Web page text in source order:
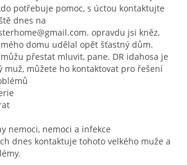
potřebuje pomoc, s úctou kontaktujte
dnes na
opravdu jsi kněz,
domu udělal opět šťastný dům.
přestat mluvit, pane. DR idahosa je
muž, můžete ho kontaktovat pro řešení
nemoci, nemoci a infekce
dnes kontaktuje tohoto velkého muže a